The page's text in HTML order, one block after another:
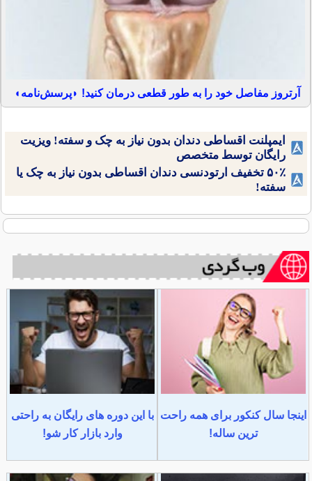
آرتروز مفاصل خود را به طور قطعی درمان کنید! ◗پرسش‌نامه◖
ایمپلنت اقساطی دندان بدون نیاز به چک و سفته! ویزیت
رایگان توسط متخصص
۵۰٪ تخفیف ارتودنسی دندان اقساطی بدون نیاز به چک یا
سفته!
اینجا سال کنکور برای همه راحت
ترین ساله!
با این دوره های رایگان به راحتی
وارد بازار کار شو!